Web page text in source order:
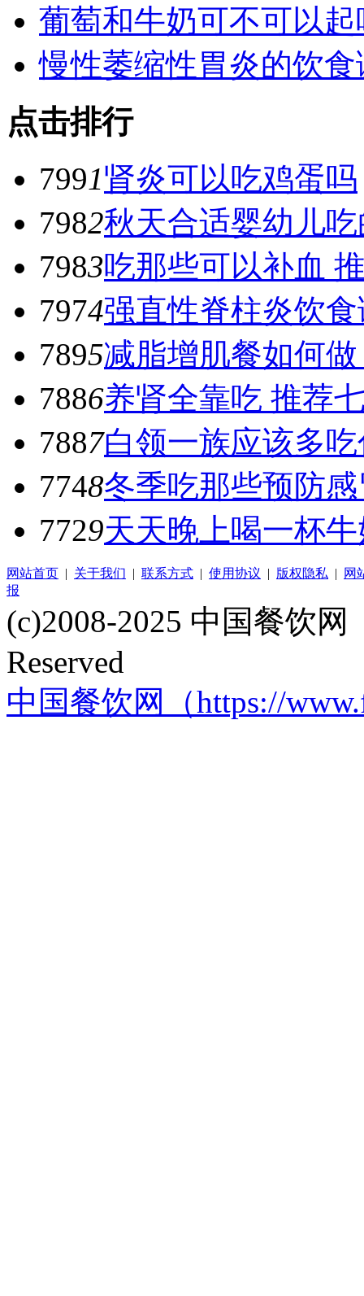
葡萄和牛奶可不可以
慢性萎缩性胃炎的饮食
点击排行
7991肾炎可以吃鸡蛋吗
7982秋天合适婴幼儿
7983吃那些可以补血
7974强直性脊柱炎饮
7895减脂增肌餐如何
7886养肾全靠吃 推荐
7887白领一族应该多
7748冬季吃那些预防
7729天天晚上喝一杯
网站首页 | 关于我们 | 联系方式 | 使用协议 | 版权隐私 |
网
报
(c)2008-2025 中国餐饮
Reserved
中国餐饮网（https://